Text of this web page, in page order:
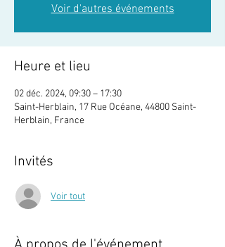
Voir d'autres événements
Heure et lieu
02 déc. 2024, 09:30 – 17:30
Saint-Herblain, 17 Rue Océane, 44800 Saint-
Herblain, France
Invités
Voir tout